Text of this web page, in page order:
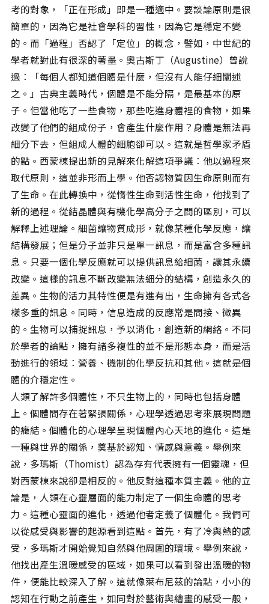
考的對象，「正在形成」即是一種適中。要談論原則是很
簡單的，因為它是社會學科的習性，因為它是穩定不變
的。而「過程」否認了「定位」的概念，譬如，中世紀的
學者就對此有很深的著墨。奧古斯丁（Augustine）曾說
過：「每個人都知道個體是什麼，但沒有人能仔細闡述
之。」古典主義時代，個體是不能分隔，是最基本的原
子。但當他吃了一些食物，那些吃進身體裡的食物，如果
改變了他們的組成份子，會產生什麼作用？身體是無法再
細分下去，但組成人體的細胞卻可以。這就是哲學家矛盾
的點。西蒙棟提出新的見解來化解這項爭議：他以過程來
取代原則，這並非形而上學。他否認物質因生命原則而有
了生命。在此轉換中，從惰性生命到活性生命，他找到了
新的過程。從結晶體與有機化學高分子之間的區別，可以
解釋上述理論。細菌讓物質成形，就像某種化學反應，讓
結構發展；但是分子並非只是單一訊息，而是富含多種訊
息。只要一個化學反應就可以提供訊息給細菌，讓其永續
改變。這樣的訊息不斷改變無法細分的結構，創造永久的
差異。生物的活力其特性便是有進有出，生命擁有各式各
樣多重的訊息。同時，信息造成的反應常是間接、微異
的。生物可以捕捉訊息，予以消化，創造新的網絡。不同
於學者的論點，擁有諸多複性的並不是形態本身，而是活
動進行的領域：營養、機制的化學反抗和其他。這就是個
體的介穩定性。
人類了解許多個體性，不只生物上的，同時也包括身體
上。個體間存在著緊張關係，心理學透過思考來展現問題
的癥結。個體化的心理學呈現個體內心天地的進化。這是
一種與世界的關係，奠基於認知、情感與意義。舉例來
說，多瑪斯（Thomist）認為存有代表擁有一個靈魂，但
對西蒙棟來說卻是相反的。他反對這種本質主義。他的立
論是，人類在心靈層面的能力制定了一個生命體的思考
力。這種心靈面的進化，透過他者定義了個體化。我們可
以從感受與影響的起源看到這點。首先，有了冷與熱的感
受，多瑪斯才開始覺知自然與他周圍的環境。舉例來說，
他找出產生溫暖感受的區域，如果可以看到發出溫暖的物
件，便能比較深入了解。這就像萊布尼茲的論點，小小的
認知在行動之前產生，如同對於藝術與繪畫的感受一般，